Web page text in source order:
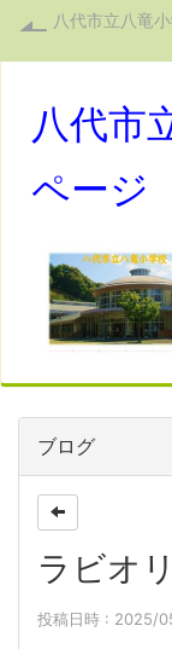
八代市立八竜
八代市
ページ
ブログ
ラビオ
投稿日時 : 2025/